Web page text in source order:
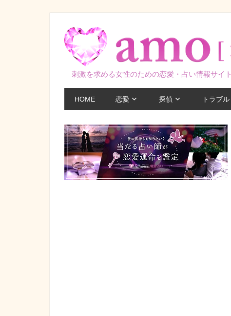
刺激を求める女性のための恋愛・占い情報サイト
HOME 恋愛 探偵 トラブル